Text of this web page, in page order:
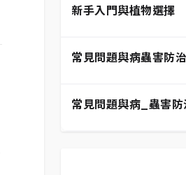
寵物安全與有
功能性植物推
介質科學：土
新手入門與植物選擇
常見問題與病蟲害防治
常見問題與病_蟲害防